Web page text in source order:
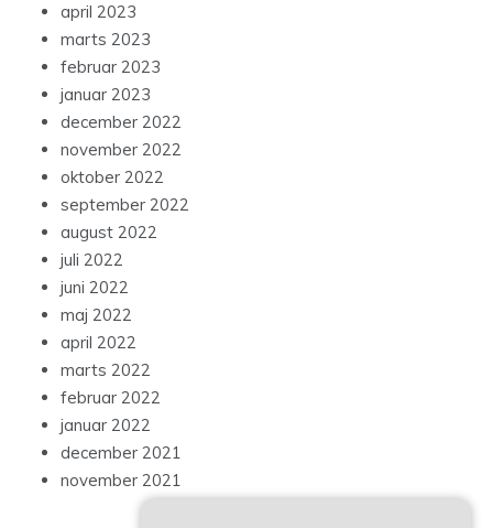
april 2023
marts 2023
februar 2023
januar 2023
december 2022
november 2022
oktober 2022
september 2022
august 2022
juli 2022
juni 2022
maj 2022
april 2022
marts 2022
februar 2022
januar 2022
december 2021
november 2021